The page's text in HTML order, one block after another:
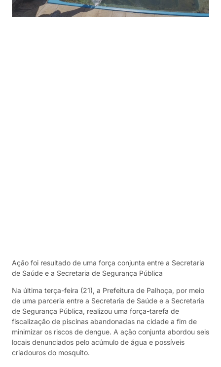
Ação foi resultado de uma força conjunta entre a Secretaria
de Saúde e a Secretaria de Segurança Pública
Na última terça-feira (21), a Prefeitura de Palhoça, por meio
de uma parceria entre a Secretaria de Saúde e a Secretaria
de Segurança Pública, realizou uma força-tarefa de
fiscalização de piscinas abandonadas na cidade a fim de
minimizar os riscos de dengue. A ação conjunta abordou seis
locais denunciados pelo acúmulo de água e possíveis
criadouros do mosquito.